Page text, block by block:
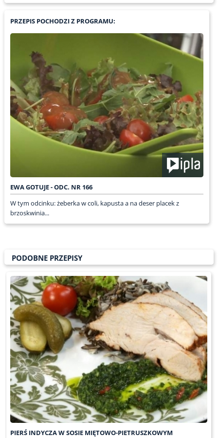
PRZEPIS POCHODZI Z PROGRAMU:
EWA GOTUJE - ODC. NR 166
W tym odcinku: żeberka w coli, kapusta a na deser placek z
brzoskwinia...
PODOBNE PRZEPISY
PIERŚ INDYCZA W SOSIE MIĘTOWO-PIETRUSZKOWYM